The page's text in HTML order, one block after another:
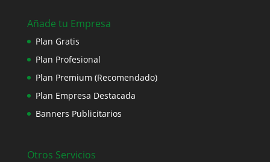
Añade tu Empresa
Plan Gratis
Plan Profesional
Plan Premium (Recomendado)
Plan Empresa Destacada
Banners Publicitarios
Otros Servicios